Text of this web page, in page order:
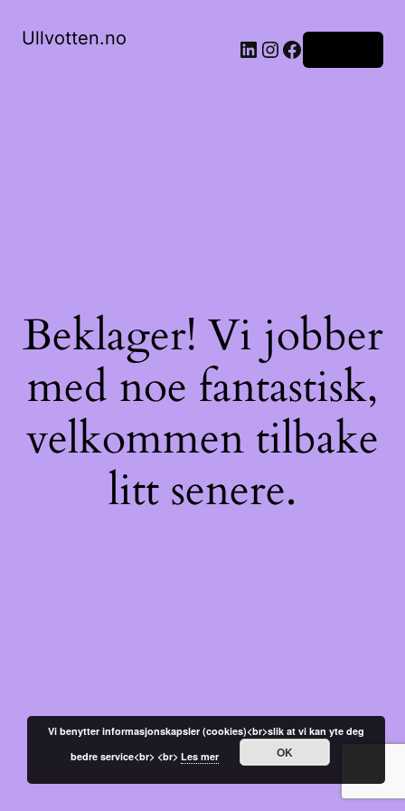
Ullvotten.no LinkedIn
Instagram
Facebook
Beklager! Vi jobber
med noe fantastisk,
velkommen tilbake
litt senere.
Vi benytter informasjonskapsler (cookies)<br>slik at vi kan yte deg
bedre service<br> <br>Les mer OK